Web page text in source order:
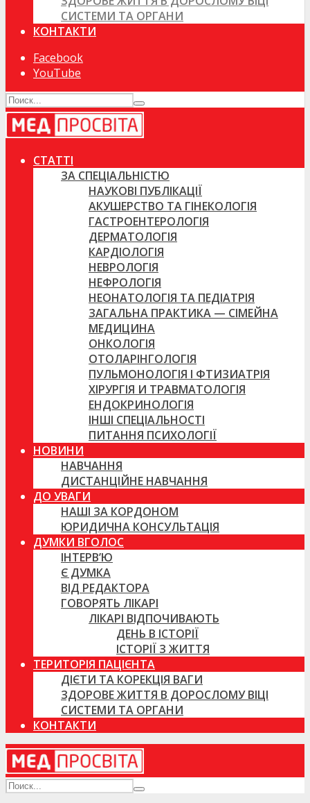
СИСТЕМИ ТА ОРГАНИ
КОНТАКТИ
Facebook
YouTube
СТАТТІ
ЗА СПЕЦІАЛЬНІСТЮ
НАУКОВІ ПУБЛІКАЦІЇ
АКУШЕРСТВО ТА ГІНЕКОЛОГІЯ
ГАСТРОЕНТЕРОЛОГІЯ
ДЕРМАТОЛОГІЯ
КАРДІОЛОГІЯ
НЕВРОЛОГІЯ
НЕФРОЛОГІЯ
НЕОНАТОЛОГІЯ ТА ПЕДІАТРІЯ
ЗАГАЛЬНА ПРАКТИКА — СІМЕЙНА
МЕДИЦИНА
ОНКОЛОГІЯ
ОТОЛАРІНГОЛОГІЯ
ПУЛЬМОНОЛОГІЯ І ФТИЗИАТРІЯ
ХІРУРГІЯ И ТРАВМАТОЛОГІЯ
ЕНДОКРИНОЛОГІЯ
ІНШІ СПЕЦІАЛЬНОСТІ
ПИТАННЯ ПСИХОЛОГІЇ
НОВИНИ
НАВЧАННЯ
ДИСТАНЦІЙНЕ НАВЧАННЯ
ДО УВАГИ
НАШІ ЗА КОРДОНОМ
ЮРИДИЧНА КОНСУЛЬТАЦІЯ
ДУМКИ ВГОЛОС
ІНТЕРВ’Ю
Є ДУМКА
ВІД РЕДАКТОРА
ГОВОРЯТЬ ЛІКАРІ
ЛІКАРІ ВІДПОЧИВАЮТЬ
ДЕНЬ В ІСТОРІЇ
ІСТОРІЇ З ЖИТТЯ
ТЕРИТОРІЯ ПАЦІЄНТА
ДІЄТИ ТА КОРЕКЦІЯ ВАГИ
ЗДОРОВЕ ЖИТТЯ В ДОРОСЛОМУ ВІЦІ
СИСТЕМИ ТА ОРГАНИ
КОНТАКТИ